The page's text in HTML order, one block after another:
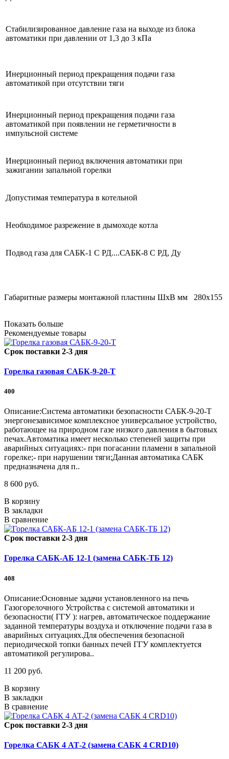
Стабилизированное давление газа на выходе из блока
автоматики при давлении от 1,3 до 3 кПа
Инерционный период прекращения подачи газа
автоматикой при отсутствии тяги
Инерционный период прекращения подачи газа
автоматикой при появлении не герметичности в
импульсной системе
Инерционный период включения автоматики при
зажигании запальной горелки
Допустимая температура в котельной
Необходимое разрежение в дымоходе котла
Подвод газа для САБК-1 С РД....САБК-8 С РД, Ду
Габаритные размеры монтажной пластины ШхВ мм 280х155
Показать больше
Рекомендуемые товары
Срок поставки 2-3 дня
Горелка газовая САБК-9-20-Т
400
Описание:Система автоматики безопасности САБК-9-20-Т
энергонезависимое комплексное универсальное устройство,
работающее на природном газе низкого давления в бытовых
печах.Автоматика имеет несколько степеней защиты при
аварийных ситуациях:- при погасании пламени в запальной
горелке;- при нарушении тяги;Данная автоматика САБК
предназначена для п..
8 600 руб.
В корзину
В закладки
В сравнение
Срок поставки 2-3 дня
Горелка САБК-АБ 12-1 (замена САБК-ТБ 12)
408
Описание:Основные задачи установленного на печь
Газогорелочного Устройства с системой автоматики и
безопасности( ГГУ ): нагрев, автоматическое поддержание
заданной температуры воздуха и отключение подачи газа в
аварийных ситуациях.Для обеспечения безопасной
периодической топки банных печей ГГУ комплектуется
автоматикой регулирова..
11 200 руб.
В корзину
В закладки
В сравнение
Срок поставки 2-3 дня
Горелка САБК 4 АТ-2 (замена САБК 4 CRD10)